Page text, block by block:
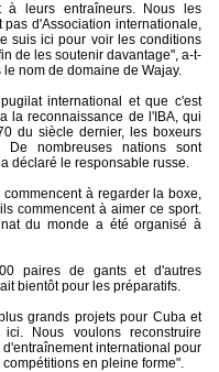
leurs entraîneurs. Nous les
d'Association internationale,
suis ici pour voir les conditions
de les soutenir davantage", a-t-
nom de domaine de Wajay.
international et que c'est
la reconnaissance de l'IBA, qui
du siècle dernier, les boxeurs
nombreuses nations sont
déclaré le responsable russe.
à regarder la boxe,
commencent à aimer ce sport.
du monde a été organisé à
paires de gants et d'autres
bientôt pour les préparatifs.
grands projets pour Cuba et
Nous voulons reconstruire
international pour
en pleine forme".